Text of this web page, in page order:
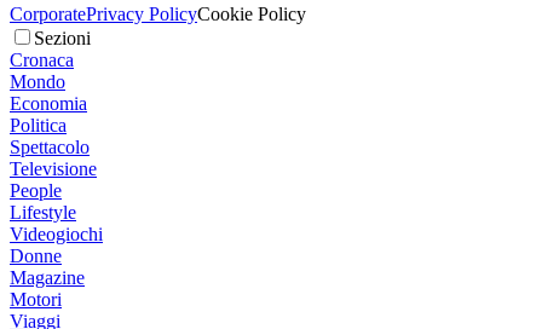
CorporatePrivacy PolicyCookie Policy
Sezioni
Cronaca
Mondo
Economia
Politica
Spettacolo
Televisione
People
Lifestyle
Videogiochi
Donne
Magazine
Motori
Viaggi